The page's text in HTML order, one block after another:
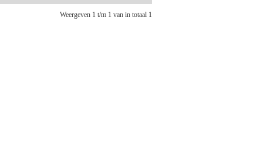
Weergeven 1 t/m 1 van in totaal 1